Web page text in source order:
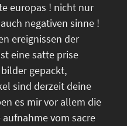
europas ! nicht nur
negativen sinne !
ereignissen der
eine satte prise
gepackt,
sind derzeit deine
es mir vor allem die
vom sacre